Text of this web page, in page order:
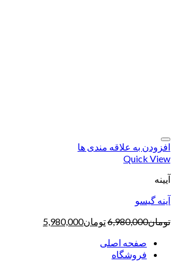
افزودن به علاقه مندی ها
Quick View
آیینه
آینه گیسو
تومان6,980,000تومان5,980,000
صفحه اصلی
فروشگاه